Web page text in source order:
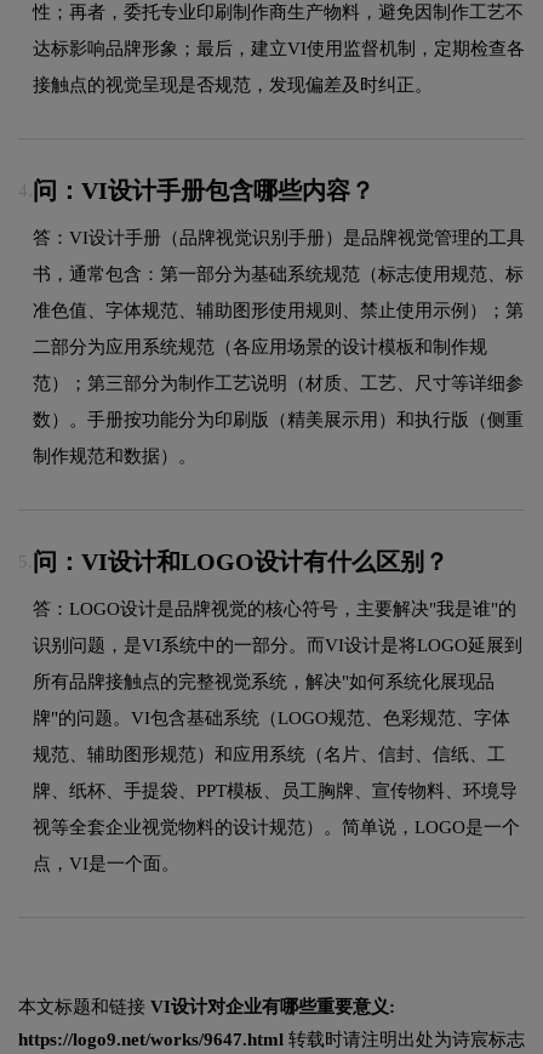
性；再者，委托专业印刷制作商生产物料，避免因制作工艺不
达标影响品牌形象；最后，建立VI使用监督机制，定期检查各
接触点的视觉呈现是否规范，发现偏差及时纠正。
4. 问：VI设计手册包含哪些内容？
答：VI设计手册（品牌视觉识别手册）是品牌视觉管理的工具
书，通常包含：第一部分为基础系统规范（标志使用规范、标
准色值、字体规范、辅助图形使用规则、禁止使用示例）；第
二部分为应用系统规范（各应用场景的设计模板和制作规
范）；第三部分为制作工艺说明（材质、工艺、尺寸等详细参
数）。手册按功能分为印刷版（精美展示用）和执行版（侧重
制作规范和数据）。
5. 问：VI设计和LOGO设计有什么区别？
答：LOGO设计是品牌视觉的核心符号，主要解决"我是谁"的
识别问题，是VI系统中的一部分。而VI设计是将LOGO延展到
所有品牌接触点的完整视觉系统，解决"如何系统化展现品
牌"的问题。VI包含基础系统（LOGO规范、色彩规范、字体
规范、辅助图形规范）和应用系统（名片、信封、信纸、工
牌、纸杯、手提袋、PPT模板、员工胸牌、宣传物料、环境导
视等全套企业视觉物料的设计规范）。简单说，LOGO是一个
点，VI是一个面。
本文标题和链接 VI设计对企业有哪些重要意义:
https://logo9.net/works/9647.html 转载时请注明出处为诗宸标志